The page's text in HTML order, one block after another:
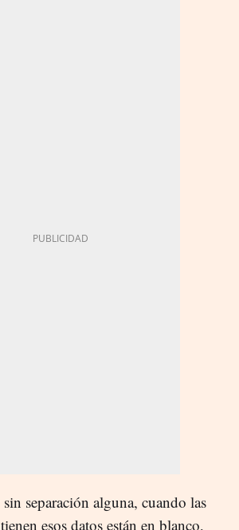
separación alguna, cuando las
esos datos están en blanco,